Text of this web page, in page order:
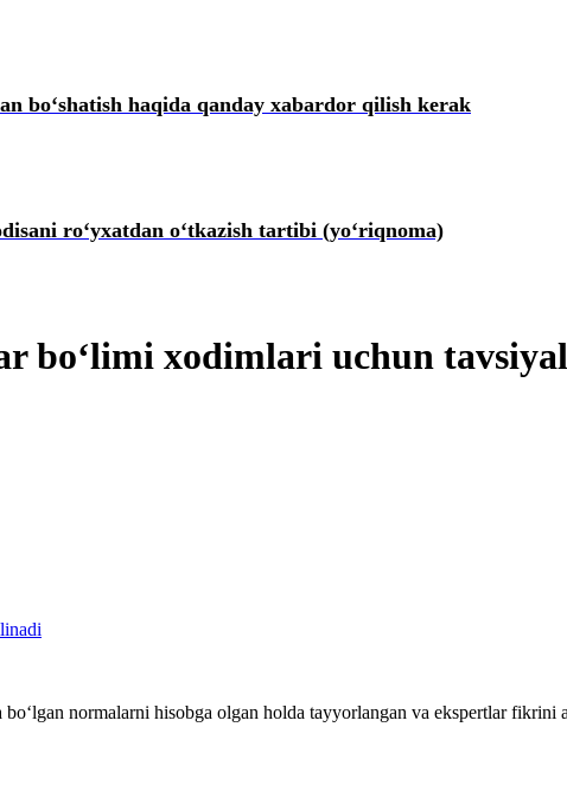
boʻshatish haqida qanday хabardor qilish kerak
roʻyхatdan oʻtkazish tartibi (yoʻriqnoma)
boʻlimi хodimlari uchun
normalarni hisobga olgan holda tayyorlangan va ekspertlar